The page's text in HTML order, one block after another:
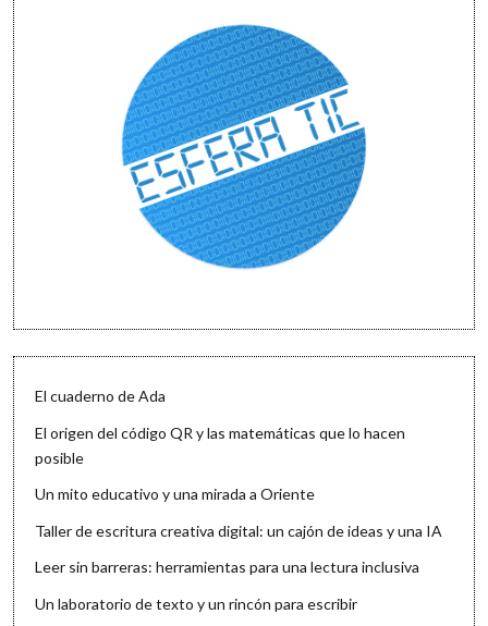
El cuaderno de Ada
El origen del código QR y las matemáticas que lo hacen
posible
Un mito educativo y una mirada a Oriente
Taller de escritura creativa digital: un cajón de ideas y una IA
Leer sin barreras: herramientas para una lectura inclusiva
Un laboratorio de texto y un rincón para escribir